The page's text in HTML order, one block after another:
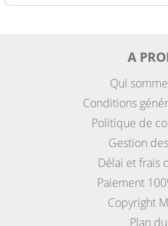
A
Qui
Conditions
Politique de
Gestion
Délai et frais
Paiement
Copyright
Plan